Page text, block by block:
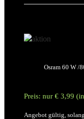
Osram 60 W /
Preis: nur € 3,99
Angebot gültig,